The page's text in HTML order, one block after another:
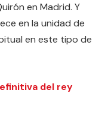
en Madrid. Y
en la unidad de
en este tipo de
del rey